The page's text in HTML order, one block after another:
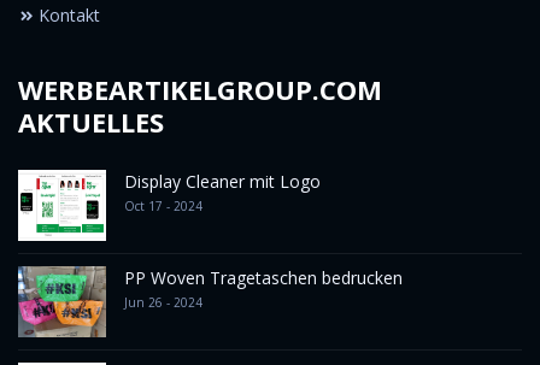
Kontakt
WERBEARTIKELGROUP.COM
AKTUELLES
Display Cleaner mit Logo
Oct 17 - 2024
PP Woven Tragetaschen bedrucken
Jun 26 - 2024